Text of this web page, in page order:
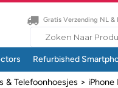
Gratis Verzending NL &
Search
Refurbished
& Telefoonhoesjes > iPhone